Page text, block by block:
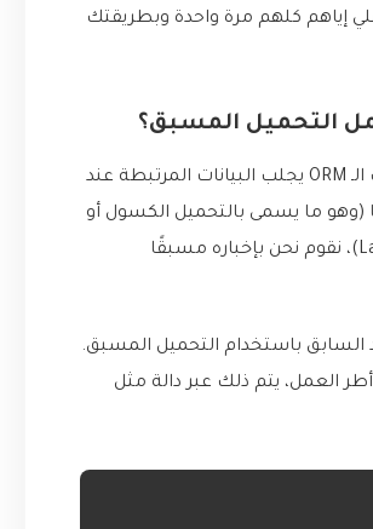
إياهم كلهم مرة واحدة وبطريقتك
التحميل المسبق؟
بدلًا من ترك الـ ORM يجلب البيانات المرتبطة عند
(وهو ما يسمى بالتحميل الكسول أو
Lazy Loading)، نقوم نحن بإخباره مسبقًا
السابق باستخدام التحميل المسبق.
العمل، يتم ذلك عبر دالة مثل